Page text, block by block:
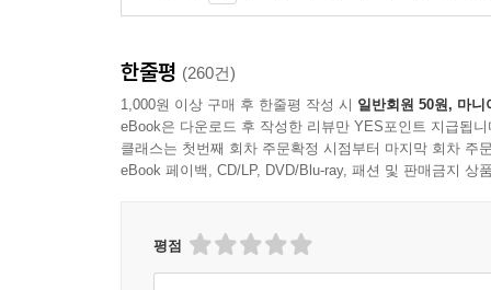
한줄평 (260건)
1,000원 이상 구매 후 한줄평 작성 시 일반회원 50원, 마니
eBook은 다운로드 후 작성한 리뷰만 YES포인트 지급됩니
클래스는 첫번째 회차 주문확정 시점부터 마지막 회차 주
eBook 페이백, CD/LP, DVD/Blu-ray, 패션 및 판매금지 상
평점